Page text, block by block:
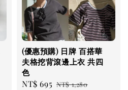
(優惠預購) 日牌 百搭華
夫格挖背滾邊上衣 共四
色
Sale
NT$ 695 Regular
NT$ 1,280